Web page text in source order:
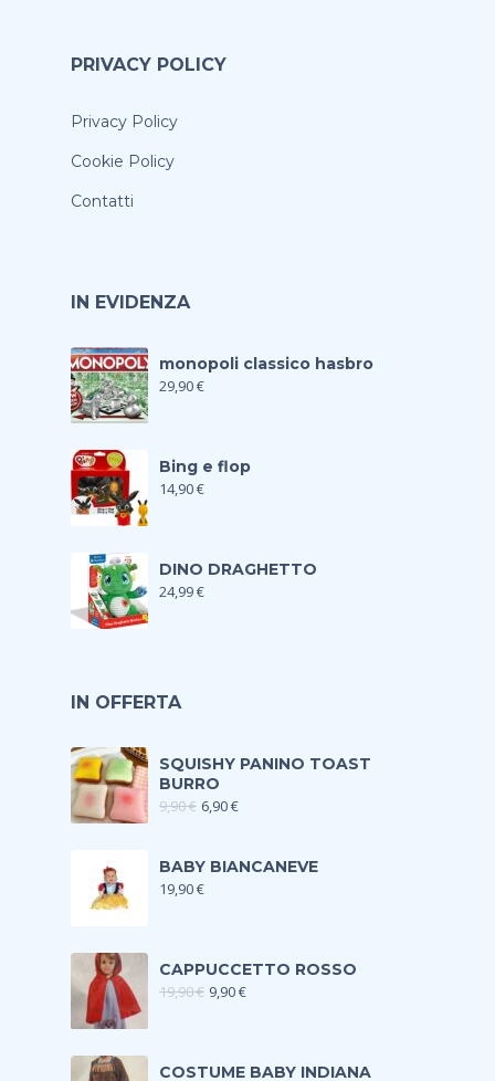
PRIVACY POLICY
Privacy Policy
Cookie Policy
Contatti
IN EVIDENZA
monopoli classico hasbro
29,90€
Bing e flop
14,90€
DINO DRAGHETTO
24,99€
IN OFFERTA
SQUISHY PANINO TOAST
BURRO
9,90€ 6,90€
BABY BIANCANEVE
19,90€
CAPPUCCETTO ROSSO
19,90€ 9,90€
COSTUME BABY INDIANA